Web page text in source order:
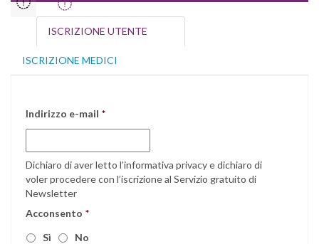
ISCRIZIONE UTENTE
ISCRIZIONE MEDICI
Indirizzo e-mail *
Dichiaro di aver letto l’informativa privacye dichiaro di
voler procedere con l’iscrizione al Servizio gratuito di
Newsletter
Acconsento *
Sì
No